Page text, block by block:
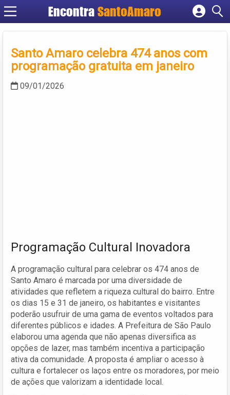
Encontra SantoAmaro
Cadastrar empresa
Criar conta
Santo Amaro celebra 474 anos com
programação gratuita em janeiro
09/01/2026
Programação Cultural Inovadora
A programação cultural para celebrar os 474 anos de
Santo Amaro é marcada por uma diversidade de
atividades que refletem a riqueza cultural do bairro. Entre
os dias 15 e 31 de janeiro, os habitantes e visitantes
poderão usufruir de uma gama de eventos voltados para
diferentes públicos e idades. A Prefeitura de São Paulo
elaborou uma agenda que não apenas diversifica as
opções de lazer, mas também incentiva a participação
ativa da comunidade. A proposta é ampliar o acesso à
cultura e fortalecer os laços entre os moradores, por meio
de ações que valorizam a identidade local.